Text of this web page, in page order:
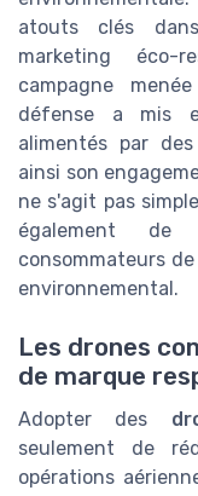
atouts clés
marketing éco-
campagne
défense a mis
alimentés par
ainsi son
ne s'agit pas
également
consommateurs
environnemental.
Les drones
de marque
Adopter des
seulement de
opérations